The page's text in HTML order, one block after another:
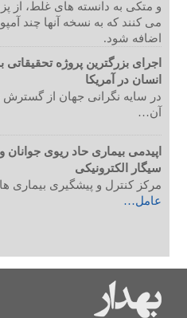
و متکی به دانسته های غلط،
اضافه شود.
اجرای بزرگترین پروژه
انسان در آمریکا
در سایه نگرانی جهان از گسترش
آن…
اپیدمی بیماری حاد ریوی جوانان
سیگار الکترونیکی
مرکز کنترل و پیشگیری بیماری ها
عامل…